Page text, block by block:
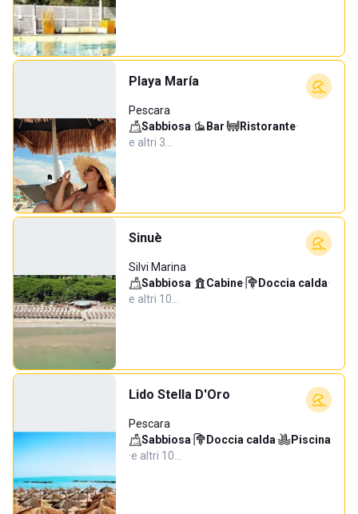
Playa María
Pescara
Sabbiosa· Bar· Ristorante·
e altri 3…
Sinuè
Silvi Marina
Sabbiosa· Cabine· Doccia calda·
e altri 10…
Lido Stella D'Oro
Pescara
Sabbiosa· Doccia calda·
Piscina
·e altri 10…